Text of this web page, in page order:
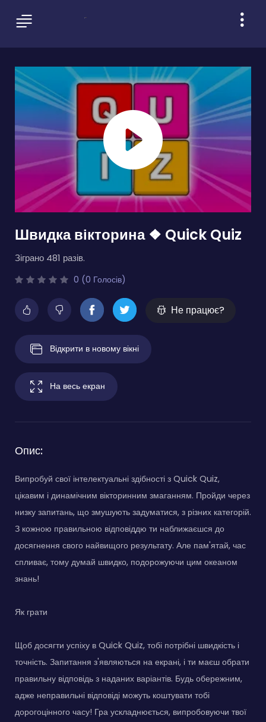
Швидка вікторина ❖ Quick Quiz
Зіграно 481 разів.
0 (0 Голосів)
Не працює?
Відкрити в новому вікні
На весь екран
Опис:
Випробуй свої інтелектуальні здібності з Quick Quiz,
цікавим і динамічним вікторинним змаганням. Пройди через
низку запитань, що змушують задуматися, з різних категорій.
З кожною правильною відповіддю ти наближаєшся до
досягнення свого найвищого результату. Але пам'ятай, час
спливає, тому думай швидко, подорожуючи цим океаном
знань!
Як грати
Щоб досягти успіху в Quick Quiz, тобі потрібні швидкість і
точність. Запитання з'являються на екрані, і ти маєш обрати
правильну відповідь з наданих варіантів. Будь обережним,
адже неправильні відповіді можуть коштувати тобі
дорогоцінного часу! Гра ускладнюється, випробовуючи твої